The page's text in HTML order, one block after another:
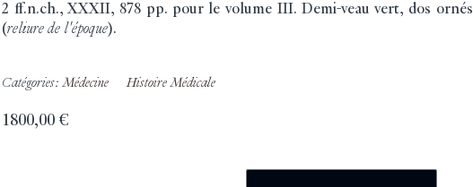
2 ff.n.ch., XXXII, 878 pp. pour le volume III. Demi-veau vert, dos ornés
(reliure de l'époque).
Catégories:Médecine Histoire Médicale
1800,00€